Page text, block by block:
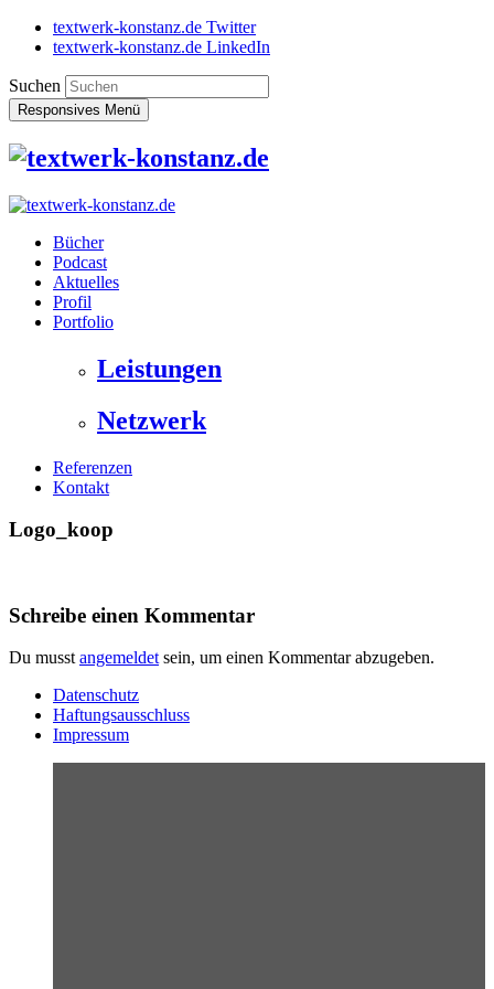
textwerk-konstanz.de Twitter
textwerk-konstanz.de LinkedIn
Suchen
Responsives Menü
Bücher
Podcast
Aktuelles
Profil
Portfolio
Leistungen
Netzwerk
Referenzen
Kontakt
Logo_koop
Schreibe einen Kommentar
Du musstangemeldetsein, um einen Kommentar abzugeben.
Datenschutz
Haftungsausschluss
Impressum